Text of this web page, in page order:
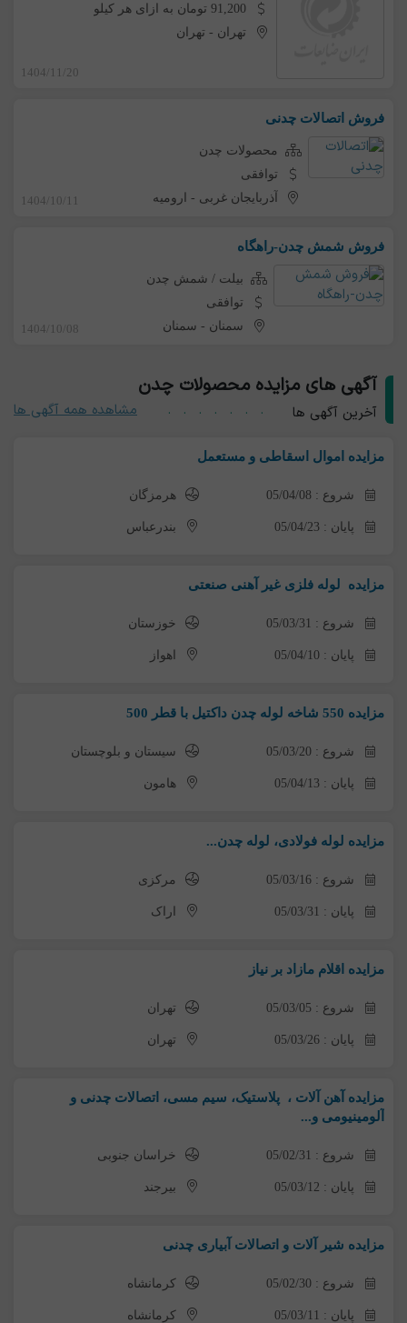
91,200 تومان به ازای هر کیلو
تهران - تهران
1404/11/20
فروش اتصالات چدنی
محصولات چدن
توافقی
آذربایجان غربی - ارومیه 1404/10/11
فروش شمش چدن-راهگاه
بیلت / شمش چدن
توافقی
سمنان - سمنان 1404/10/08
آگهی های مزایده محصولات چدن
آخرین آگهی ها مشاهده همه آگهی ها
مزایده اموال اسقاطی و مستعمل
شروع : 05/04/08 هرمزگان
پایان : 05/04/23 بندرعباس
مزایده لوله فلزی غیر آهنی صنعتی
شروع : 05/03/31 خوزستان
پایان : 05/04/10 اهواز
مزایده 550 شاخه لوله چدن داکتیل با قطر 500
شروع : 05/03/20 سیستان و بلوچستان
پایان : 05/04/13 هامون
مزایده لوله فولادی، لوله چدن...
شروع : 05/03/16 مرکزی
پایان : 05/03/31 اراک
مزایده اقلام مازاد بر نیاز
شروع : 05/03/05 تهران
پایان : 05/03/26 تهران
مزایده آهن آلات ، پلاستیک، سیم مسی، اتصالات چدنی و
آلومینیومی و...
شروع : 05/02/31 خراسان جنوبی
پایان : 05/03/12 بیرجند
مزایده شیر آلات و اتصالات آبیاری چدنی
شروع : 05/02/30 کرمانشاه
پایان : 05/03/11 کرمانشاه